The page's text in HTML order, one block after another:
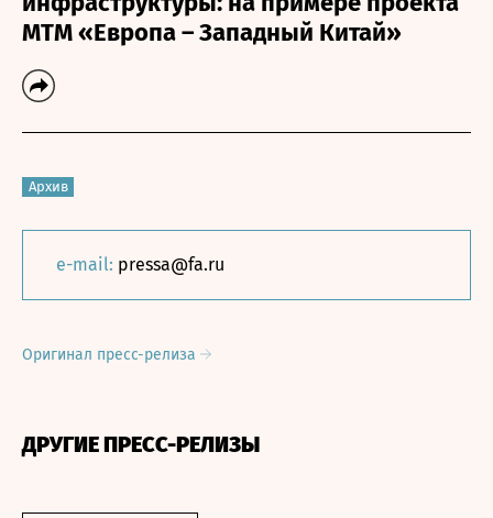
МТМ «Европа – Западный Китай»
Архив
e-mail: pressa@fa.ru
Оригинал пресс-релиза
ДРУГИЕ ПРЕСС-РЕЛИЗЫ